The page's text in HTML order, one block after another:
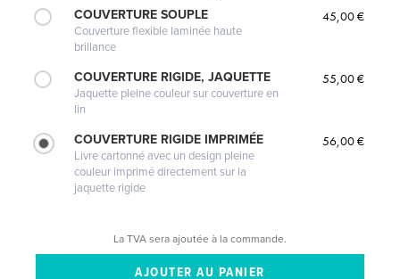
COUVERTURE SOUPLE
Couverture flexible laminée haute
brillance
45,00 €
COUVERTURE RIGIDE, JAQUETTE
Jaquette pleine couleur sur couverture en
lin
55,00 €
COUVERTURE RIGIDE IMPRIMÉE
Livre cartonné avec un design pleine
couleur imprimé directement sur la
jaquette rigide
56,00 €
La TVA sera ajoutée à la commande.